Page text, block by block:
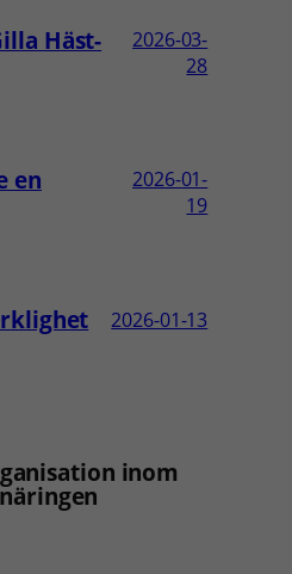
Häst-
2026-03-
28
en
2026-01-
19
2026-01-13
inom